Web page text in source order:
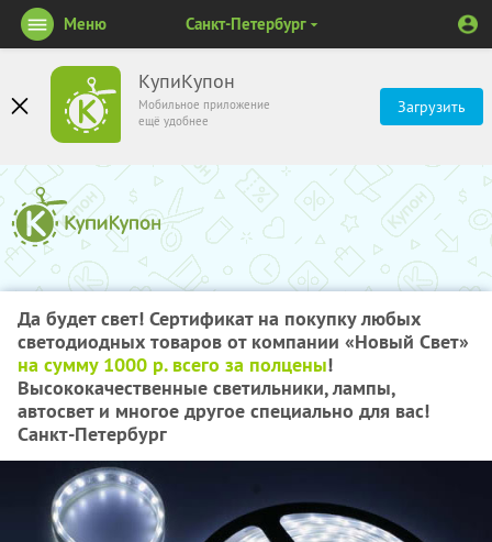
КупиКупон
Мобильное приложение
ещё удобнее
Загрузить
Меню Санкт-Петербург
Да будет свет! Сертификат на покупку любых
светодиодных товаров от компании «Новый Свет»
на сумму 1000 р. всего за полцены!
Высококачественные светильники, лампы,
автосвет и многое другое специально для вас!
Санкт-Петербург